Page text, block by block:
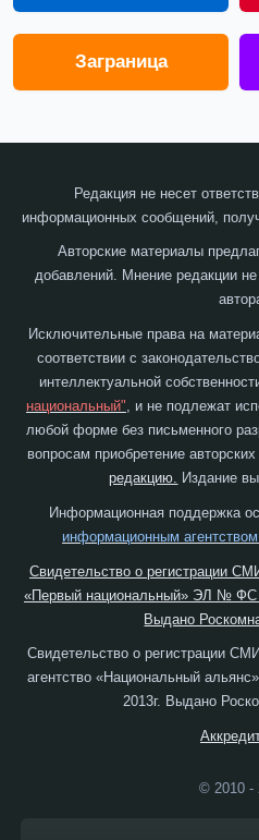
Заграница
Редакция не несет
информационных сообщений,
Авторские материалы
добавлений. Мнение редакции
Исключительные права на
соответствии с
интеллектуальной
национальный", и не подлежат
любой форме без письменного
вопросам приобретение
редакцию. Издание
Информационная поддержка
информационным
Свидетельство о регистрации
«Первый национальный» ЭЛ № ФС
Выдано
Свидетельство о регистрации
агентство «Национальный
2013г. Выдано
© 2010 -